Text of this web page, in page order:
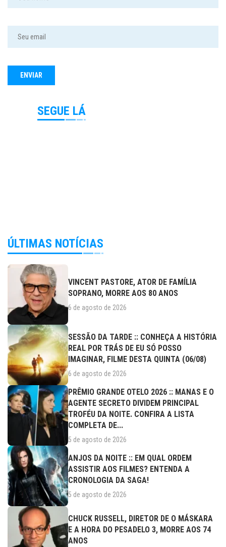
SEGUE LÁ
ÚLTIMAS NOTÍCIAS
VINCENT PASTORE, ATOR DE FAMÍLIA
SOPRANO, MORRE AOS 80 ANOS
6 de agosto de 2026
SESSÃO DA TARDE :: CONHEÇA A HISTÓRIA
REAL POR TRÁS DE EU SÓ POSSO
IMAGINAR, FILME DESTA QUINTA (06/08)
6 de agosto de 2026
PRÊMIO GRANDE OTELO 2026 :: MANAS E O
AGENTE SECRETO DIVIDEM PRINCIPAL
TROFÉU DA NOITE. CONFIRA A LISTA
COMPLETA DE...
5 de agosto de 2026
ANJOS DA NOITE :: EM QUAL ORDEM
ASSISTIR AOS FILMES? ENTENDA A
CRONOLOGIA DA SAGA!
5 de agosto de 2026
CHUCK RUSSELL, DIRETOR DE O MÁSKARA
E A HORA DO PESADELO 3, MORRE AOS 74
ANOS